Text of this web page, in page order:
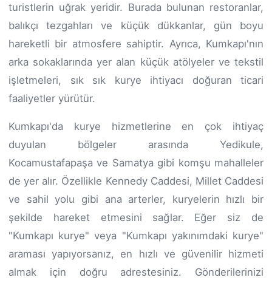
turistlerin uğrak yeridir. Burada bulunan restoranlar,
balıkçı tezgahları ve küçük dükkanlar, gün boyu
hareketli bir atmosfere sahiptir. Ayrıca, Kumkapı'nın
arka sokaklarında yer alan küçük atölyeler ve tekstil
işletmeleri, sık sık kurye ihtiyacı doğuran ticari
faaliyetler yürütür.
Kumkapı'da kurye hizmetlerine en çok ihtiyaç
duyulan bölgeler arasında Yedikule,
Kocamustafapaşa ve Samatya gibi komşu mahalleler
de yer alır. Özellikle Kennedy Caddesi, Millet Caddesi
ve sahil yolu gibi ana arterler, kuryelerin hızlı bir
şekilde hareket etmesini sağlar. Eğer siz de
"Kumkapı kurye" veya "Kumkapı yakınımdaki kurye"
araması yapıyorsanız, en hızlı ve güvenilir hizmeti
almak için doğru adrestesiniz. Gönderilerinizi